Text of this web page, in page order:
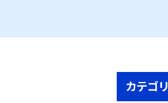
カテゴリ